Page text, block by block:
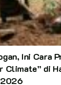
Ini Cara
Climate” di
2026